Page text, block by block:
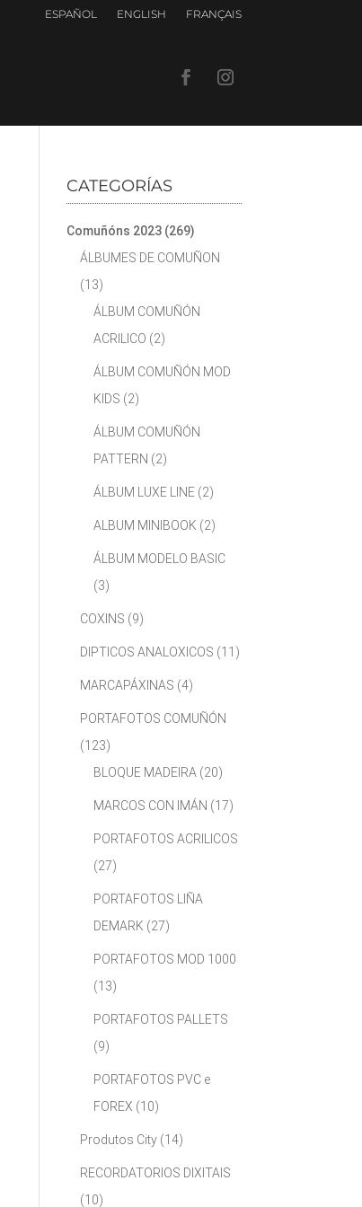
ESPAÑOL ENGLISH FRANÇAIS
CATEGORÍAS
Comuñóns 2023 (269)
ÁLBUMES DE COMUÑON
(13)
ÁLBUM COMUÑÓN
ACRILICO (2)
ÁLBUM COMUÑÓN MOD
KIDS (2)
ÁLBUM COMUÑÓN
PATTERN (2)
ÁLBUM LUXE LINE (2)
ALBUM MINIBOOK (2)
ÁLBUM MODELO BASIC
(3)
COXINS (9)
DIPTICOS ANALOXICOS (11)
MARCAPÁXINAS (4)
PORTAFOTOS COMUÑÓN
(123)
BLOQUE MADEIRA (20)
MARCOS CON IMÁN (17)
PORTAFOTOS ACRILICOS
(27)
PORTAFOTOS LIÑA
DEMARK (27)
PORTAFOTOS MOD 1000
(13)
PORTAFOTOS PALLETS
(9)
PORTAFOTOS PVC e
FOREX (10)
Produtos City (14)
RECORDATORIOS DIXITAIS
(10)